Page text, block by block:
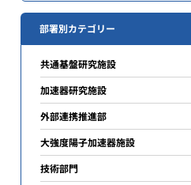
部署別カテゴリー
共通基盤研究施設
加速器研究施設
外部連携推進部
大強度陽子加速器施設
技術部門